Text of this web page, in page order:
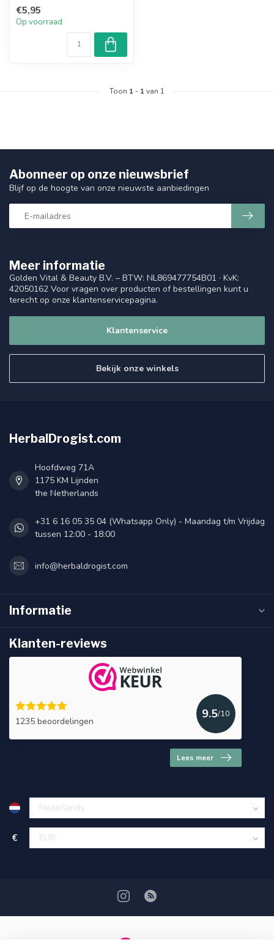
onaangename geur...
€5,95
Op voorraad
Toon 1 - 1van 1
Meer informatie
Golden Vital & Beauty B.V. – BTW: NL869477754B01 · KvK:
42050162 Voor vragen over producten of bestellingen kunt u
terecht op onze klantenservicepagina.
Klantenservice
Bekijk onze winkels
Abonneer op onze nieuwsbrief
Blijf op de hoogte van onze nieuwste aanbiedingen
HerbalDrogist.com
Hoofdweg 71A
1175 KM Lijnden
the Netherlands
+31 6 16 05 35 04 (Whatsapp Only) - Maandag t/m Vrijdag
tussen 12:00 - 18:00
info@herbaldrogist.com
Informatie
Klanten-reviews
1235 beoordelingen
9.5/10
Lees meer
€